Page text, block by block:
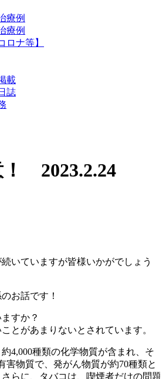
療例
療例
ロナ等】
載
誌
2023.2.24
いていますが皆様いかがでしょう
お話です！
すか？
とがあまりないとされています。
4,000種類の化学物質が含まれ、そ
害物質で、発がん物質が約70種類と
らに、タバコは、喫煙者だけの問題